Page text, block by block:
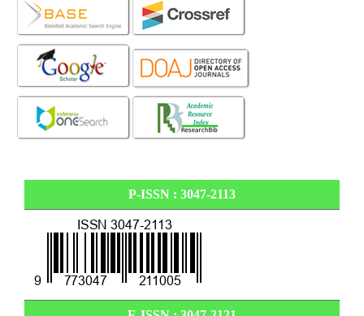
P-ISSN : 3047-2113